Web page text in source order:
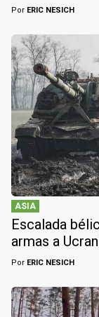
Por ERIC NESICH
ASIA
Escalada
armas a
Por ERIC NESICH